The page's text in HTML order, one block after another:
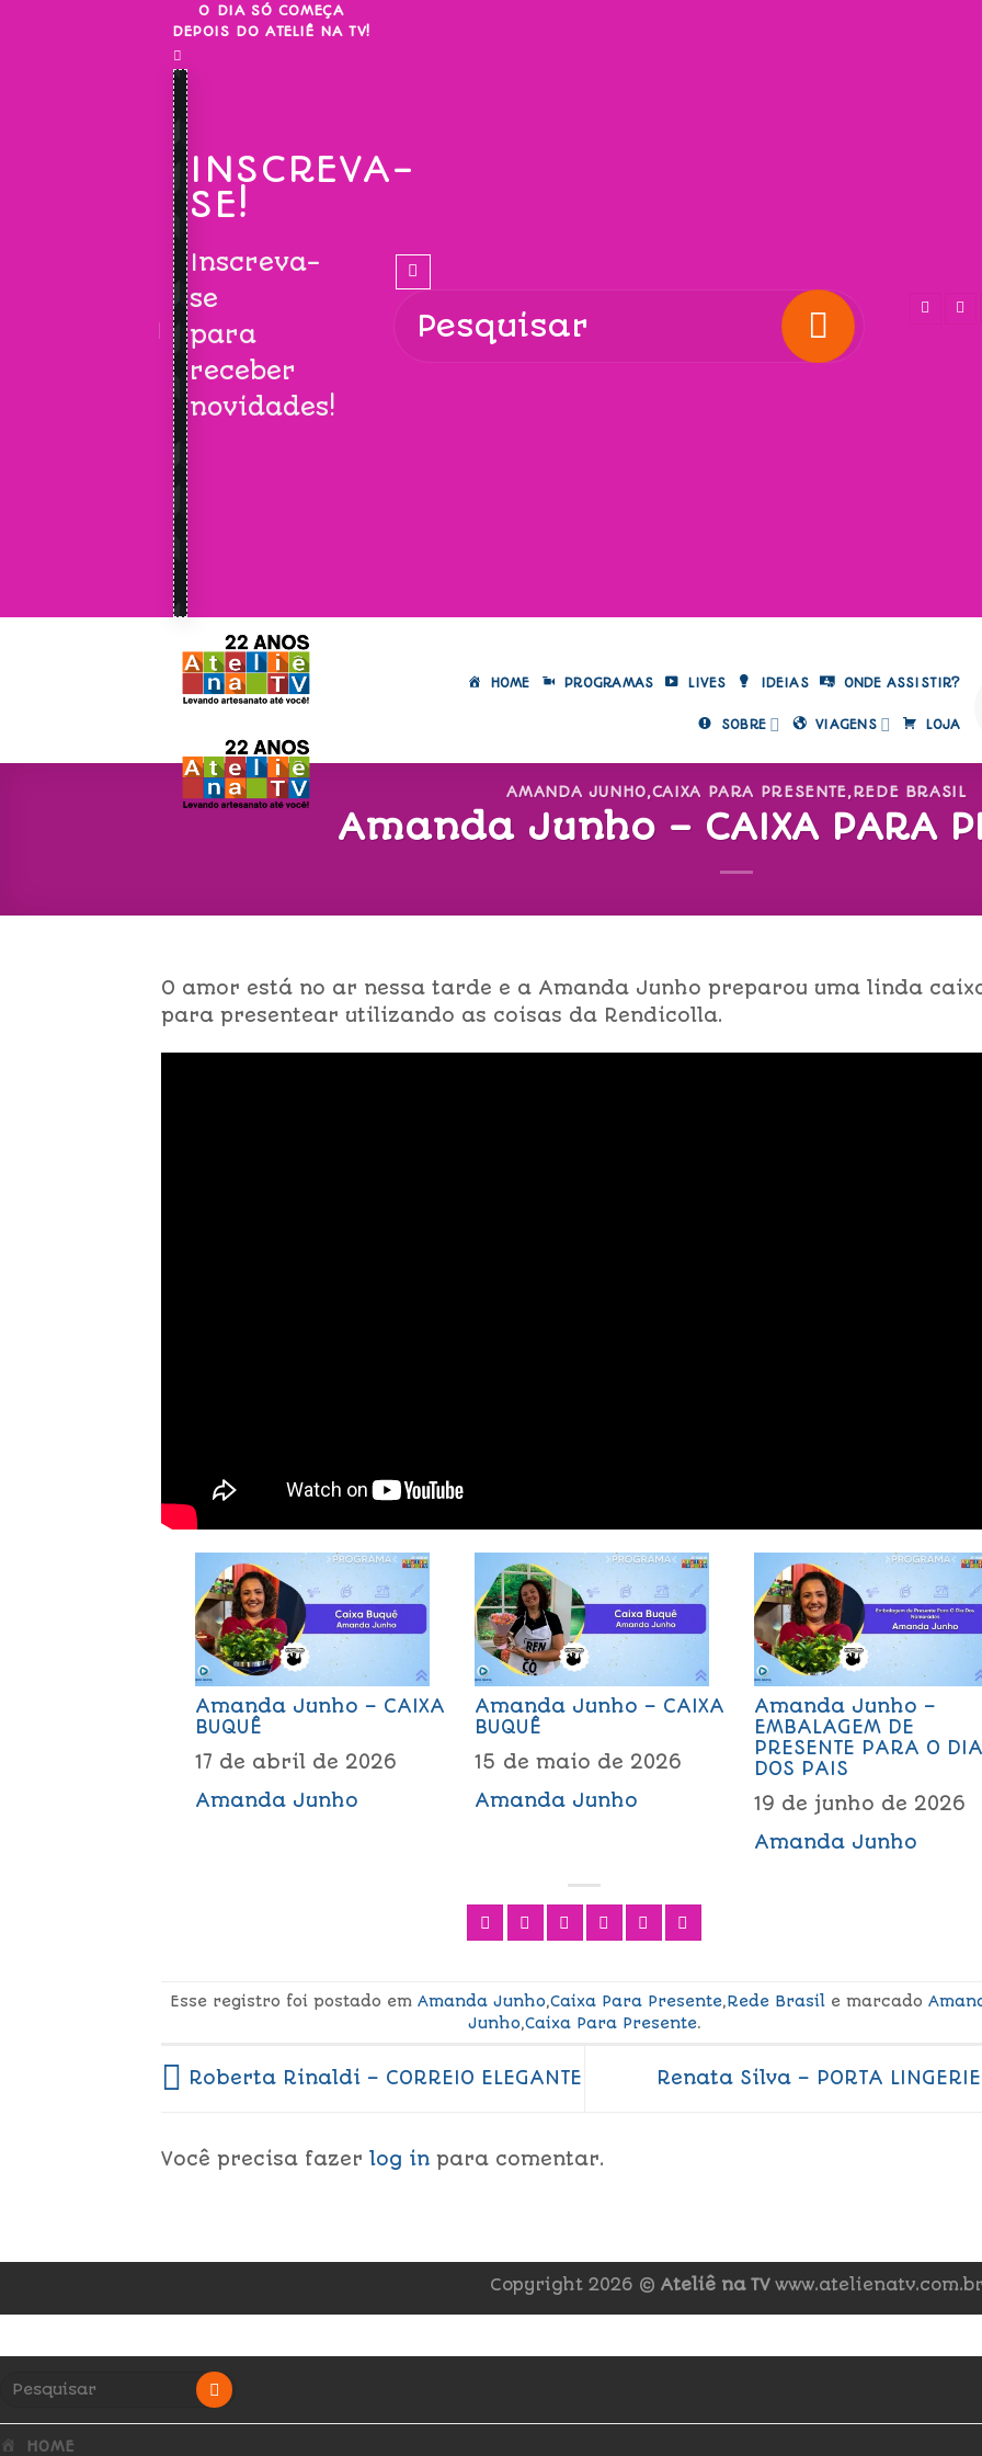
O DIA SÓ COMEÇA
DEPOIS DO ATELIÊ NA TV!
INSCREVA-
SE!
Inscreva-
se
para
receber
novidades!
HOME PROGRAMAS LIVES IDEIAS ONDE ASSISTIR?
SOBRE VIAGENS LOJA
AMANDA JUNHO,CAIXA PARA PRESENTE,REDE BRASIL
Amanda Junho – CAIXA PARA
O amor está no ar nessa tarde e a Amanda Junho preparou uma linda
para presentear utilizando as coisas da Rendicolla.
Amanda Junho – CAIXA
BUQUÊ
17 de abril de 2026
Amanda Junho
Amanda Junho – CAIXA
BUQUÊ
15 de maio de 2026
Amanda Junho
Amanda Junho –
EMBALAGEM DE
PRESENTE PARA O DIA
DOS PAIS
19 de junho de 2026
Amanda Junho
Esse registro foi postado emAmanda Junho,Caixa Para Presente,Rede Brasil e marcado
Junho,Caixa Para Presente.
Roberta Rinaldi – CORREIO ELEGANTE Renata Silva – PORTA
Você precisa fazer log in para comentar.
Copyright 2026 © Ateliê na TV
HOME